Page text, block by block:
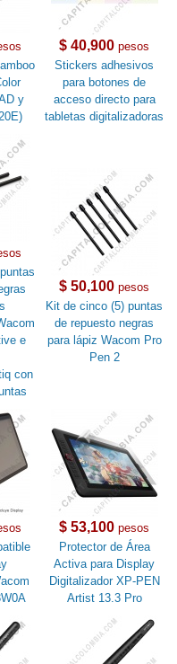
y
$ 40,900 pesos
Stickers adhesivos
para botones de
acceso directo para
tabletas digitalizadoras
e
con
$ 50,100 pesos
Kit de cinco (5) puntas
de repuesto negras
para lápiz Wacom Pro
Pen 2
$ 53,100 pesos
Protector de Área
Activa para Display
Digitalizador XP-PEN
Artist 13.3 Pro